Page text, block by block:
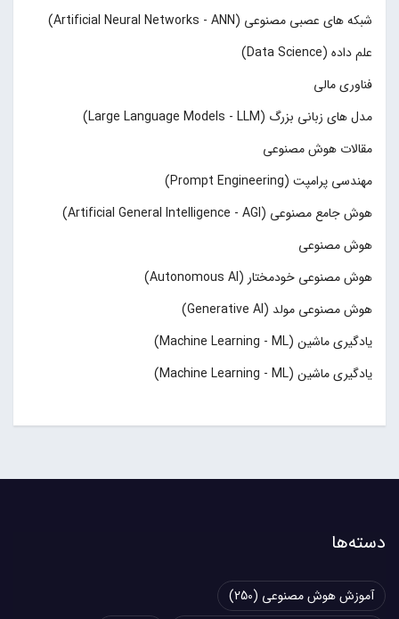
شبکه های عصبی مصنوعی (Artificial Neural Networks - ANN)
علم داده (Data Science)
فناوری مالی
مدل های زبانی بزرگ (Large Language Models - LLM)
مقالات هوش مصنوعی
مهندسی پرامپت (Prompt Engineering)
هوش جامع مصنوعی (Artificial General Intelligence - AGI)
هوش مصنوعی
هوش مصنوعی خودمختار (Autonomous AI)
هوش مصنوعی مولد (Generative AI)
یادگیری ماشین (Machine Learning - ML)
یادگیری ماشین (Machine Learning - ML)
دسته‌ها
آموزش هوش مصنوعی (250)